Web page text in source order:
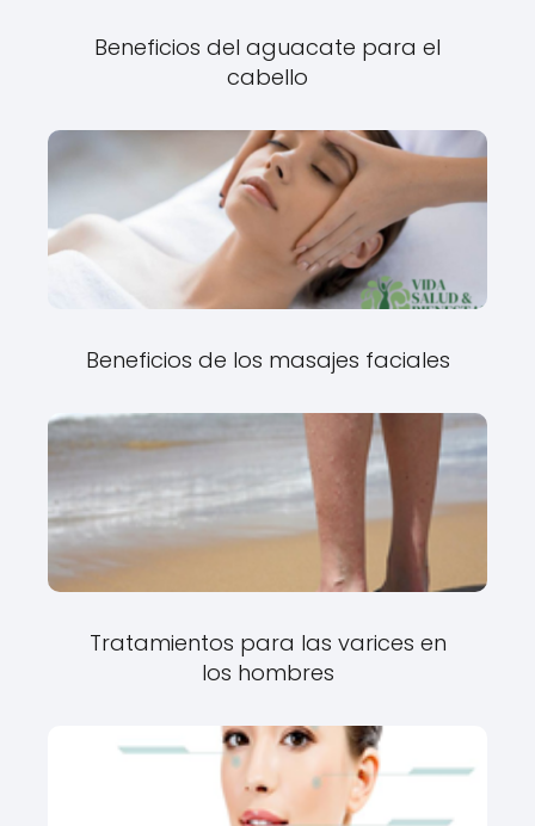
Beneficios del aguacate para el
cabello
Beneficios de los masajes faciales
Tratamientos para las varices en
los hombres